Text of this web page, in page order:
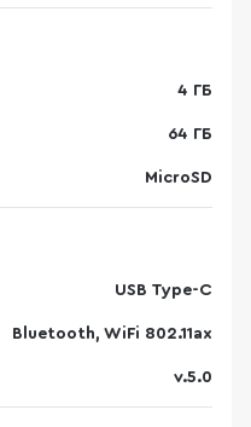
4 ГБ
64 ГБ
MicroSD
USB Type-C
Bluetooth, WiFi 802.11ax
v.5.0